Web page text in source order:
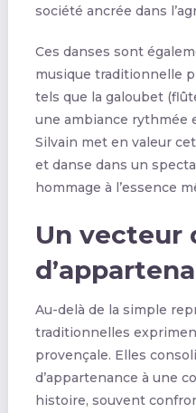
société ancrée dans
Ces danses sont
musique traditionnelle
tels que la galoubet
une ambiance rythmée
Silvain met en valeur
et danse dans un
hommage à l’essence
Un vecteur
Au-delà de la simple
traditionnelles
provençale. Elles
d’appartenance à une
histoire, souvent